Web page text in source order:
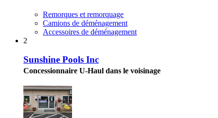
Remorques et remorquage
Camions de déménagement
Accessoires de déménagement
2
Sunshine Pools Inc
Concessionnaire U-Haul dans le voisinage